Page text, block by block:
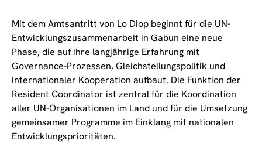
Mit dem Amtsantritt von Lo Diop beginnt für die UN-
Entwicklungszusammenarbeit in Gabun eine neue
Phase, die auf ihre langjährige Erfahrung mit
Governance-Prozessen, Gleichstellungspolitik und
internationaler Kooperation aufbaut. Die Funktion der
Resident Coordinator ist zentral für die Koordination
aller UN-Organisationen im Land und für die Umsetzung
gemeinsamer Programme im Einklang mit nationalen
Entwicklungsprioritäten.